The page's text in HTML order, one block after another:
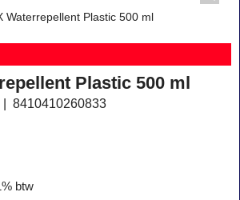
Waterrepellent Plastic 500 ml
Plastic 500 ml
8410410260833
btw